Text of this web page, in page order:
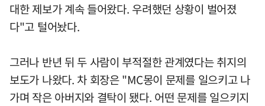
대한 제보가 계속 들어왔다. 우려했던 상황이 벌어졌
다"고 털어놨다.
그러나 반년 뒤 두 사람이 부적절한 관계였다는 취지의
보도가 나왔다. 차 회장은 "MC몽이 문제를 일으키고 나
가며 작은 아버지와 결탁이 됐다. 어떤 문제를 일으키지